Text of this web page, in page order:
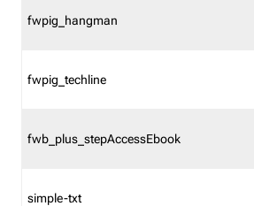
fwpig_hangman
fwpig_techline
fwb_plus_stepAccessEbook
simple-txt